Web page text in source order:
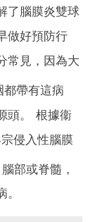
了腦膜炎雙球
做好預防行
常見，因為大
都帶有這病
頭。 根據衞
侵入性腦膜
部或脊髓，